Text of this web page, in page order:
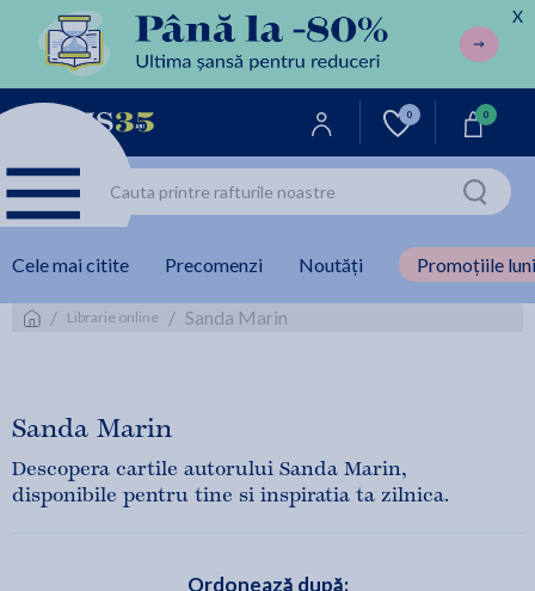
X
0 0
Cele mai citite Precomenzi Noutăți Promoțiile
/ Librarie online / Sanda Marin
Sanda Marin
Descopera cartile autorului Sanda Marin,
disponibile pentru tine si inspiratia ta zilnica.
Ordonează după: